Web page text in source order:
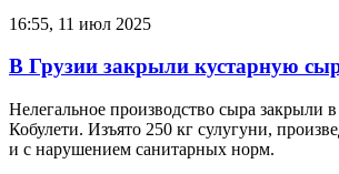
16:55, 11 июл 2025
В Грузии закрыли кустарную
Нелегальное производство сыра закрыли
Кобулети. Изъято 250 кг сулугуни,
и с нарушением санитарных норм.